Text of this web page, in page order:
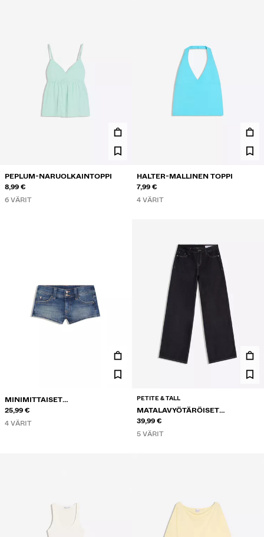
PEPLUM-NARUOLKAINTOPPI
8,99 €
6 VÄRIT
HALTER-MALLINEN TOPPI
7,99 €
4 VÄRIT
MINIMITTAISET
FARKKUSHORTSIT
25,99 €
4 VÄRIT
PETITE & TALL
MATALAVYÖTÄRÖISET
LEVEÄLAHKEISET FARKUT
39,99 €
5 VÄRIT